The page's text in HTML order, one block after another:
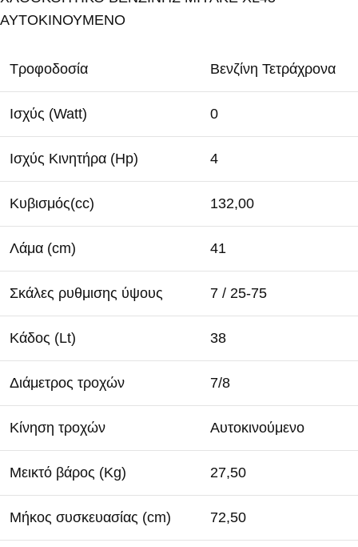
ΑΥΤΟΚΙΝΟΥΜΕΝΟ
Τροφοδοσία Βενζίνη Τετράχρονα
Ισχύς (Watt) 0
Ισχύς Κινητήρα (Hp) 4
Κυβισμός(cc) 132,00
Λάμα (cm) 41
Σκάλες ρυθμισης ύψους 7 / 25-75
Κάδος (Lt) 38
Διάμετρος τροχών 7/8
Κίνηση τροχών Αυτοκινούμενο
Μεικτό βάρος (Kg) 27,50
Μήκος συσκευασίας (cm) 72,50